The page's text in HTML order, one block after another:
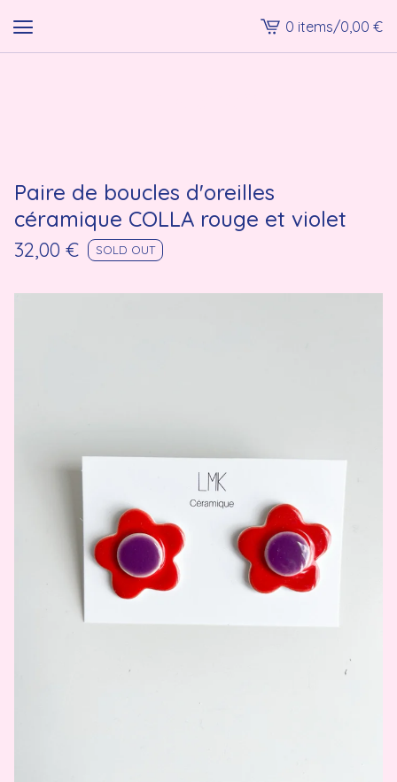
View
cart
0 items/0,00 €
Paire de boucles d'oreilles
céramique COLLA rouge et violet
32,00 € SOLD OUT